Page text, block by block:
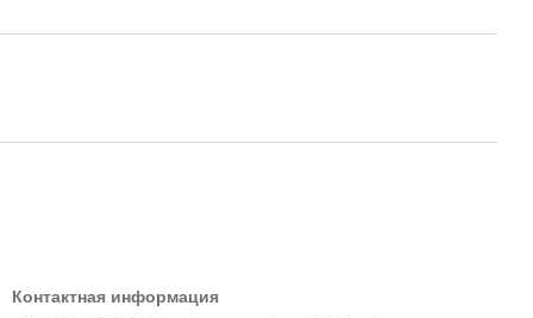
Контактная информация